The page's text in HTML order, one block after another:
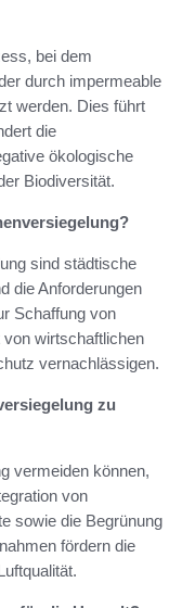
bei dem
durch impermeable
werden. Dies führt
die
ökologische
Biodiversität.
sind städtische
die Anforderungen
Schaffung von
wirtschaftlichen
vernachlässigen.
zu
vermeiden können,
von
sowie die Begrünung
fördern die